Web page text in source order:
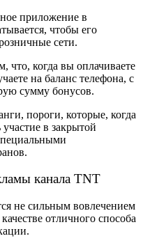
приложение в
чтобы его
сети.
что, когда вы оплачиваете
на баланс телефона, с
сумму бонусов.
пороги, которые, когда
в закрытой
канала TNT
не сильным вовлечением
отличного способа